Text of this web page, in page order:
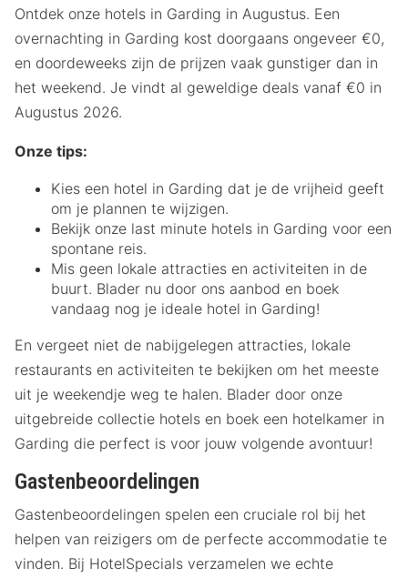
Ontdek onze hotels in Garding in Augustus. Een
overnachting in Garding kost doorgaans ongeveer €0,
en doordeweeks zijn de prijzen vaak gunstiger dan in
het weekend. Je vindt al geweldige deals vanaf €0 in
Augustus 2026.
Onze tips:
Kies een hotel in Garding dat je de vrijheid geeft
om je plannen te wijzigen.
Bekijk onze last minute hotels in Garding voor een
spontane reis.
Mis geen lokale attracties en activiteiten in de
buurt. Blader nu door ons aanbod en boek
vandaag nog je ideale hotel in Garding!
En vergeet niet de nabijgelegen attracties, lokale
restaurants en activiteiten te bekijken om het meeste
uit je weekendje weg te halen. Blader door onze
uitgebreide collectie hotels en boek een hotelkamer in
Garding die perfect is voor jouw volgende avontuur!
Gastenbeoordelingen
Gastenbeoordelingen spelen een cruciale rol bij het
helpen van reizigers om de perfecte accommodatie te
vinden. Bij HotelSpecials verzamelen we echte